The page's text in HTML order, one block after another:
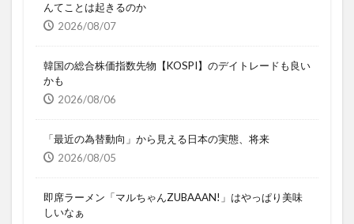
んてことは起きるのか
2026/08/07
韓国の総合株価指数先物【KOSPI】のデイトレードも良い
かも
2026/08/06
「最近の為替動向」から見える日本の実態、将来
2026/08/05
即席ラーメン「マルちゃんZUBAAAN!」はやっぱり美味
しいなぁ